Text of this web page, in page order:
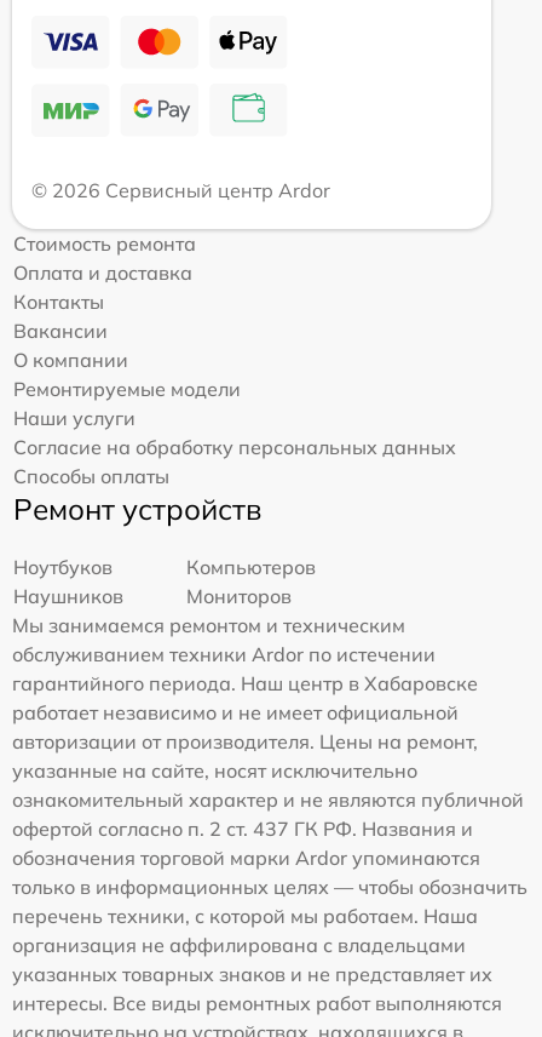
© 2026 Сервисный центр Ardor
Стоимость ремонта
Оплата и доставка
Контакты
Вакансии
О компании
Ремонтируемые модели
Наши услуги
Согласие на обработку персональных данных
Способы оплаты
Ремонт устройств
Ноутбуков
Компьютеров
Наушников
Мониторов
Мы занимаемся ремонтом и техническим
обслуживанием техники Ardor по истечении
гарантийного периода. Наш центр в Хабаровске
работает независимо и не имеет официальной
авторизации от производителя. Цены на ремонт,
указанные на сайте, носят исключительно
ознакомительный характер и не являются публичной
офертой согласно п. 2 ст. 437 ГК РФ. Названия и
обозначения торговой марки Ardor упоминаются
только в информационных целях — чтобы обозначить
перечень техники, с которой мы работаем. Наша
организация не аффилирована с владельцами
указанных товарных знаков и не представляет их
интересы. Все виды ремонтных работ выполняются
исключительно на устройствах, находящихся в